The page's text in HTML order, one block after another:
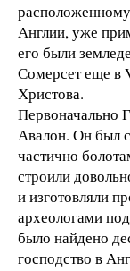
Англии, уже
его были
Сомерсет еще в
Христова.
Первоначально
Авалон. Он был
частично
строили
и изготовляли
археологами
было найдено
господство в